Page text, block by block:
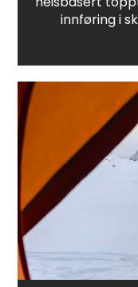
innføring i